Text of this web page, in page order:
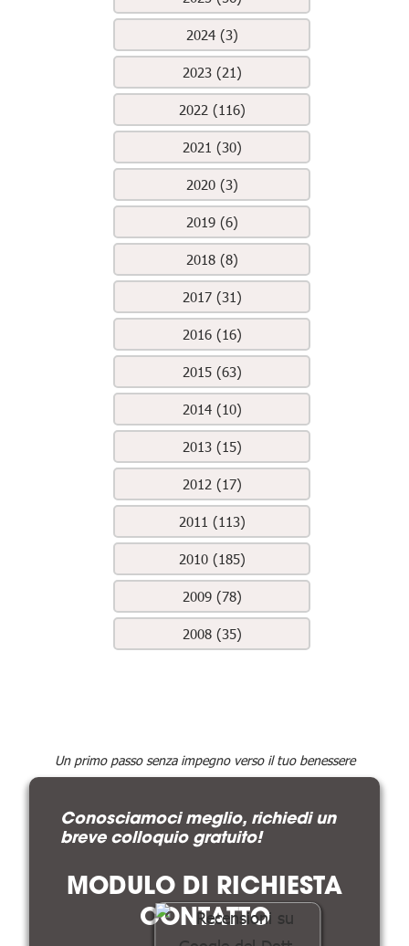
2024 (3)
2023 (21)
2022 (116)
2021 (30)
2020 (3)
2019 (6)
2018 (8)
2017 (31)
2016 (16)
2015 (63)
2014 (10)
2013 (15)
2012 (17)
2011 (113)
2010 (185)
2009 (78)
2008 (35)
Un primo passo senza impegno verso il tuo benessere
Conosciamoci meglio, richiedi un
breve colloquio gratuito!
MODULO DI RICHIESTA
CONTATTO